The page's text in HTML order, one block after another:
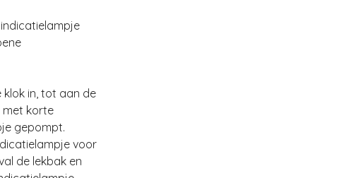
in, tot aan de
met korte
gepompt.
voor
de lekbak en